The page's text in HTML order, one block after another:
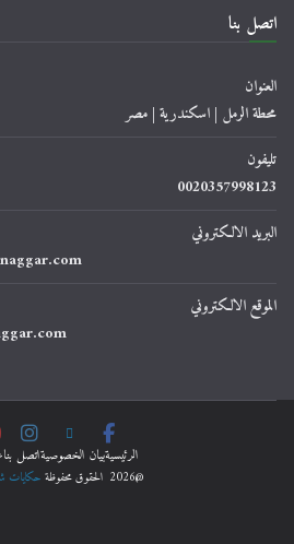
اتصل بنا
العنوان
محطة الرمل | اسكندرية | مصر
تليفون
0020357998123
البريد الالكتروني
الموقع الالكتروني
الرئيسيةﺑﻴﺎﻥ اﻟﺨﺼﻮﺻﻴﺔاتصل بنا
@2026 الحقوق محفوظة حكايات